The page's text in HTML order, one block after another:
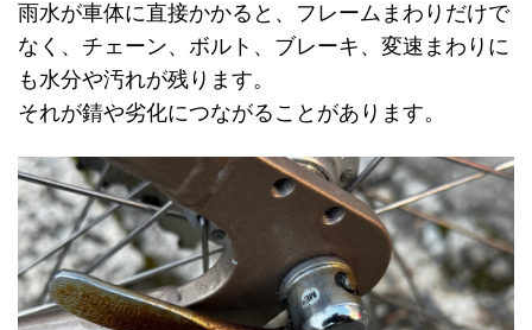
雨水が車体に直接かかると、フレームまわりだけで
なく、チェーン、ボルト、ブレーキ、変速まわりに
も水分や汚れが残ります。
それが錆や劣化につながることがあります。